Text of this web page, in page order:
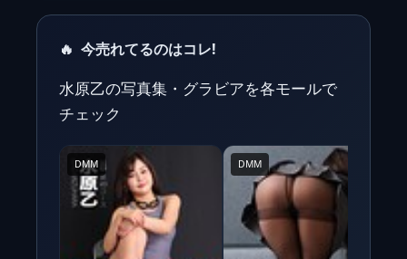
🔥 今売れてるのはコレ!
水原乙の写真集・グラビアを各モールで
チェック
DMM DMM